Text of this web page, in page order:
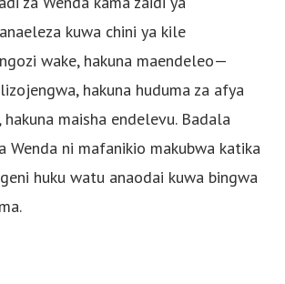
kuwa chini ya kile
wake, hakuna maendeleo—
hakuna huduma za afya
maisha endelevu. Badala
Wenda ni mafanikio makubwa katika
huku watu anaodai kuwa bingwa